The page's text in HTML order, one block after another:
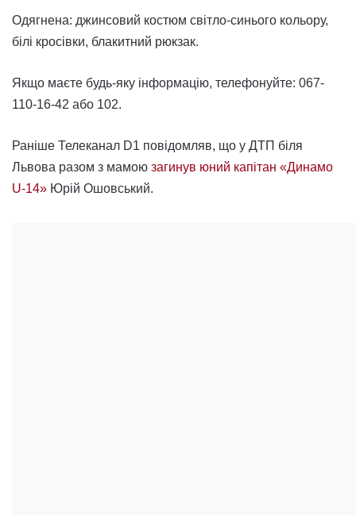
Одягнена: джинсовий костюм світло-синього кольору,
білі кросівки, блакитний рюкзак.
Якщо маєте будь-яку інформацію, телефонуйте: 067-
110-16-42 або 102.
Раніше Телеканал D1 повідомляв, що у ДТП біля
Львова разом з мамою загинув юний капітан «Динамо
U-14» Юрій Ошовський.